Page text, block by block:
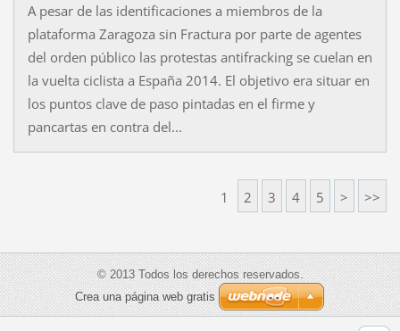
A pesar de las identificaciones a miembros de la
plataforma Zaragoza sin Fractura por parte de agentes
del orden público las protestas antifracking se cuelan en
la vuelta ciclista a España 2014. El objetivo era situar en
los puntos clave de paso pintadas en el firme y
pancartas en contra del...
1 2 3 4 5 > >>
© 2013 Todos los derechos reservados.
Crea una página web gratis